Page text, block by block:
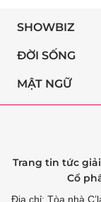
SHOWBIZ
ĐỜI SỐNG
MẬT NGỮ
Trang tin tức
Cổ
Địa chỉ: Tòa nhà